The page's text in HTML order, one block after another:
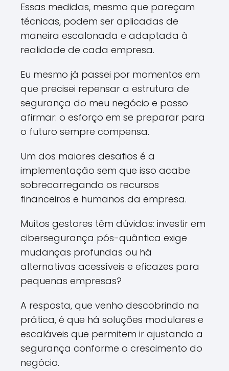
Essas medidas, mesmo que pareçam
técnicas, podem ser aplicadas de
maneira escalonada e adaptada à
realidade de cada empresa.
Eu mesmo já passei por momentos em
que precisei repensar a estrutura de
segurança do meu negócio e posso
afirmar: o esforço em se preparar para
o futuro sempre compensa.
Um dos maiores desafios é a
implementação sem que isso acabe
sobrecarregando os recursos
financeiros e humanos da empresa.
Muitos gestores têm dúvidas: investir em
cibersegurança pós-quântica exige
mudanças profundas ou há
alternativas acessíveis e eficazes para
pequenas empresas?
A resposta, que venho descobrindo na
prática, é que há soluções modulares e
escaláveis que permitem ir ajustando a
segurança conforme o crescimento do
negócio.